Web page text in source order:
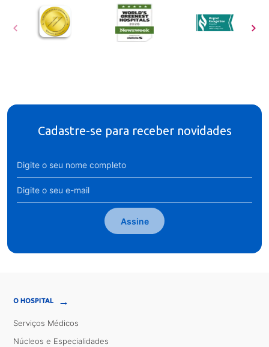
Cadastre-se para receber novidades
Assine
O HOSPITAL →
Serviços Médicos
Núcleos e Especialidades